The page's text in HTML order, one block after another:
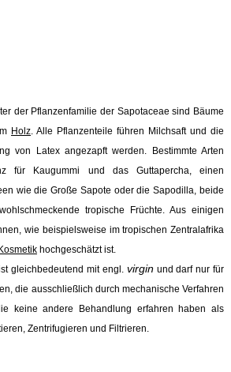
der Pflanzenfamilie der Sapotaceae sind Bäume
Holz. Alle Pflanzenteile führen Milchsaft und die
von Latex angezapft werden. Bestimmte Arten
für Kaugummi und das Guttapercha, einen
wie die Große Sapote oder die Sapodilla, beide
tropische Früchte. Aus einigen
wie beispielsweise im tropischen Zentralafrika
Kosmetikhochgeschätzt ist.
gleichbedeutend mit engl. virginund darf nur für
die ausschließlich durch mechanische Verfahren
keine andere Behandlung erfahren haben als
Zentrifugieren und Filtrieren.